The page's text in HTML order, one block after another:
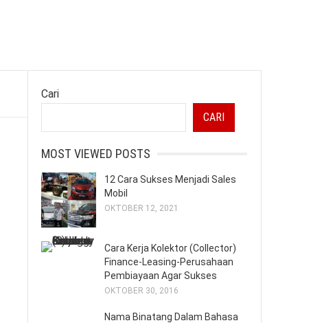
Cari
CARI
MOST VIEWED POSTS
12 Cara Sukses Menjadi Sales
Mobil
OKTOBER 12, 2021
Cara Kerja Kolektor (Collector)
Finance-Leasing-Perusahaan
Pembiayaan Agar Sukses
OKTOBER 30, 2016
Nama Binatang Dalam Bahasa